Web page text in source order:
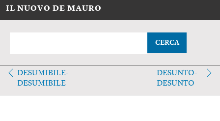
IL NUOVO DE MAURO
CERCA
DESUMIBILE-
DESUMIBILE
DESUNTO-
DESUNTO